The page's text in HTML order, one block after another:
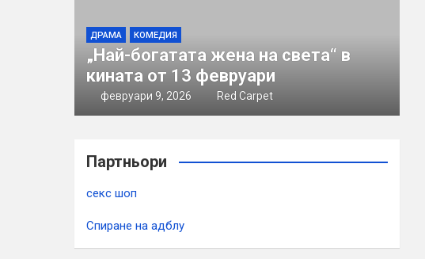
ДРАМА КОМЕДИЯ
„Най-богатата жена на света“ в
кината от 13 февруари
февруари 9, 2026 Red Carpet
Партньори
секс шоп
Спиране на адблу